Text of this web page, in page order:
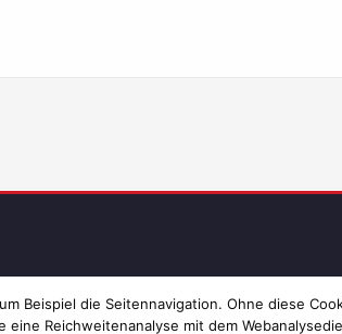
Impressum und
Beispiel die Seitennavigation. Ohne diese
Reichweitenanalyse mit dem